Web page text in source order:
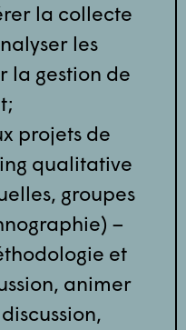
la collecte
les
la gestion de
projets de
qualitative
groupes
–
et
animer